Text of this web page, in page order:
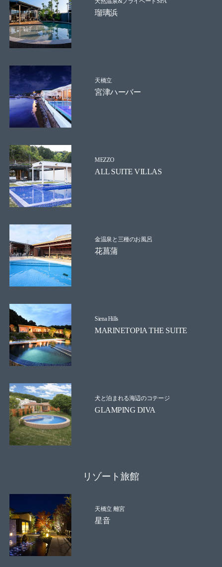
瑠璃浜
天橋立
宮津ハーバー
MEZZO
ALL SUITE VILLAS
金温泉と三種のお風呂
花菖蒲
Siena Hills
MARINETOPIA THE SUITE
犬と泊まれる海辺のコテージ
GLAMPING DIVA
リゾート旅館
天橋立 離宮
星音